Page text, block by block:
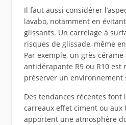
Il faut aussi considérer
lavabo, notamment en
glissants. Un carrelage à
risques de glissade, même
Par exemple, un grès
antidérapante R9 ou R10 est
préserver un environnement
Des tendances récentes font
carreaux effet ciment ou
apportent une atmosphère